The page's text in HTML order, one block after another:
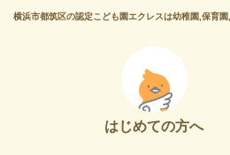
横浜市都筑区の認定こども園エクレスは幼稚園,保育
はじめての方へ